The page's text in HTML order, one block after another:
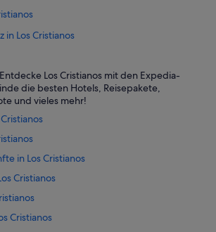
in Los Cristianos
Cristianos
in Los Cristianos
in Los Cristianos
in Playa de las Américas
in Playa de las Américas
in Los Cristianos
Los Cristianos mit den Expedia-
die besten Hotels, Reisepakete,
und vieles mehr!
in Los Cristianos
Cristianos
Cristianos